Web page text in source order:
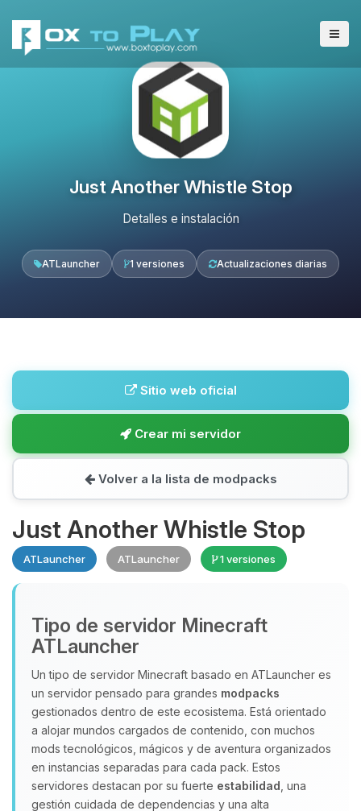
Just Another Whistle Stop
Detalles e instalación
ATLauncher 1 versiones Actualizaciones diarias
Sitio web oficial
Crear mi servidor
Volver a la lista de modpacks
Just Another Whistle Stop
ATLauncher ATLauncher 1 versiones
Tipo de servidor Minecraft
ATLauncher
Un tipo de servidor Minecraft basado en ATLauncher es
un servidor pensado para grandes modpacks
gestionados dentro de este ecosistema. Está orientado
a alojar mundos cargados de contenido, con muchos
mods tecnológicos, mágicos y de aventura organizados
en instancias separadas para cada pack. Estos
servidores destacan por su fuerte estabilidad , una
gestión cuidada de dependencias y una alta
Yupi, por fin alguien con quien
hablar! Soy Choupy, tu pequeno
asistente de BoxToPlay. Cuentame
que necesitas y moveré mis
pequenos circuitos para ayudarte.